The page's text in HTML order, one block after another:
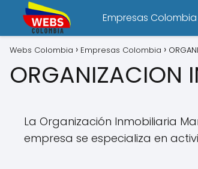
Empresas Colombia
Webs Colombia Empresas Colombia
ORGANIZACION
La Organización Inmobiliaria
empresa se especializa en